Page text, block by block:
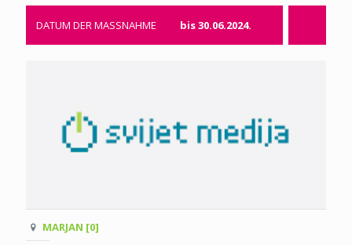
DATUM DER MASSNAHME bis 30.06.2024.
MARJAN [0]